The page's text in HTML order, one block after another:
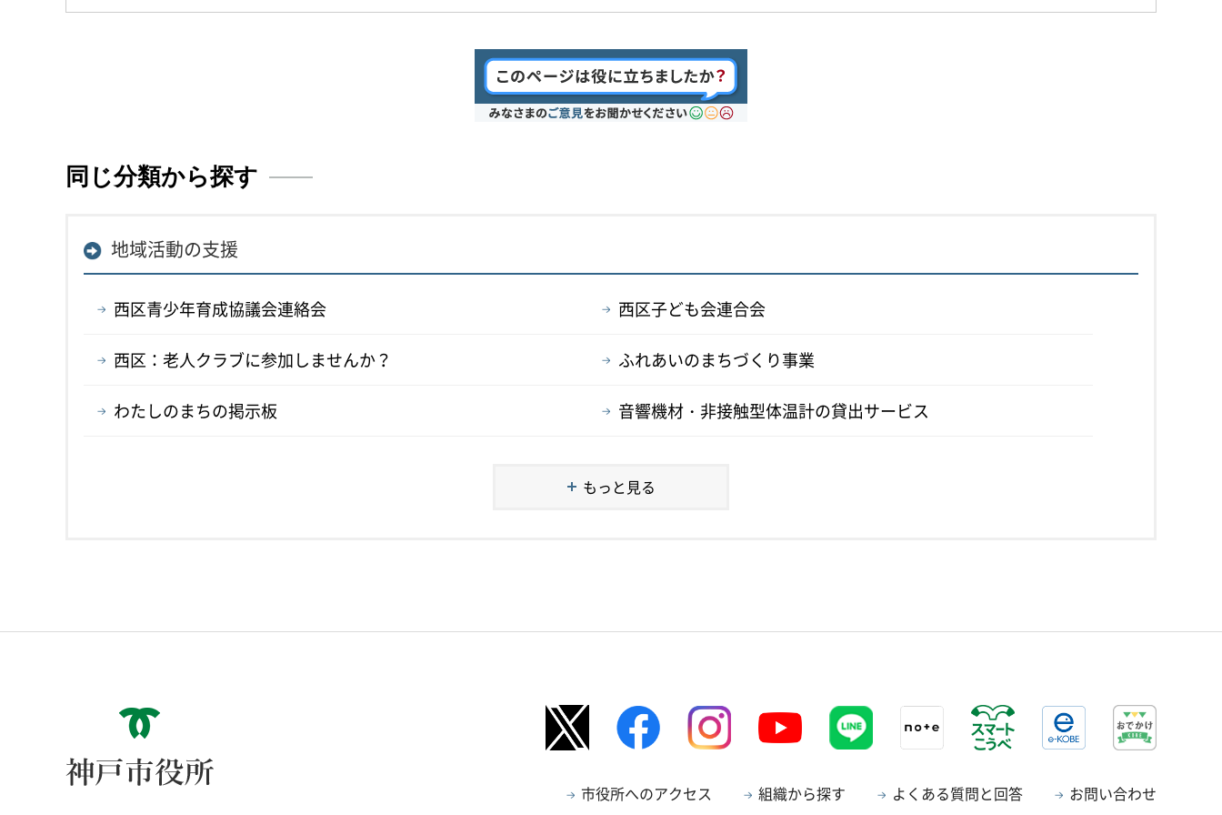
同じ分類から探す
地域活動の支援
西区青少年育成協議会連絡会 西区子ども会連合会
西区：老人クラブに参加しませんか？ ふれあいのまちづくり事業
わたしのまちの掲示板 音響機材・非接触型体温計の貸出サービス
もっと見る
神戸市役所
市役所へのアクセス 組織から探す よくある質問と回答 お問い合わせ